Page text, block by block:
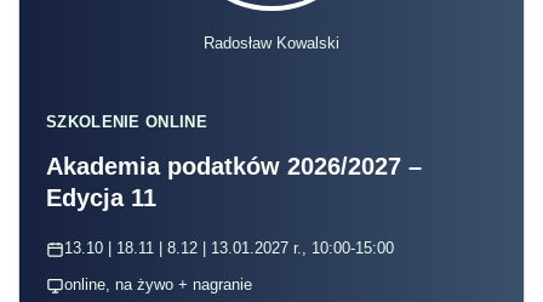
Radosław Kowalski
SZKOLENIE ONLINE
Akademia podatków 2026/2027 –
Edycja 11
13.10 | 18.11 | 8.12 | 13.01.2027 r., 10:00-15:00
online, na żywo + nagranie